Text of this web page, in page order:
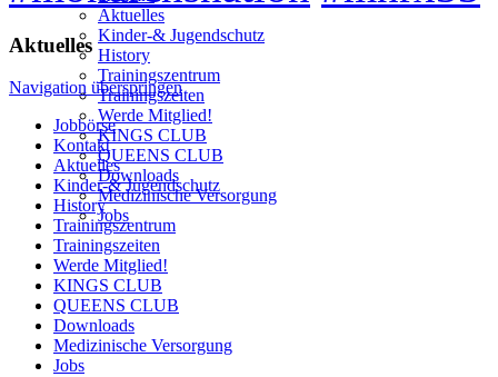
Aktuelles
Kinder-& Jugendschutz
History
Trainingszentrum
Trainingszeiten
Werde Mitglied!
KINGS CLUB
QUEENS CLUB
Downloads
Medizinische Versorgung
Jobs
Aktuelles
Navigation überspringen
Jobbörse
Kontakt
Aktuelles
Kinder-& Jugendschutz
History
Trainingszentrum
Trainingszeiten
Werde Mitglied!
KINGS CLUB
QUEENS CLUB
Downloads
Medizinische Versorgung
Jobs